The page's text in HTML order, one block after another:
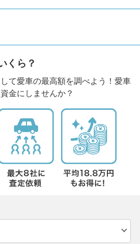
くら？
て愛車の最高額を調べよう！愛車
金にしませんか？